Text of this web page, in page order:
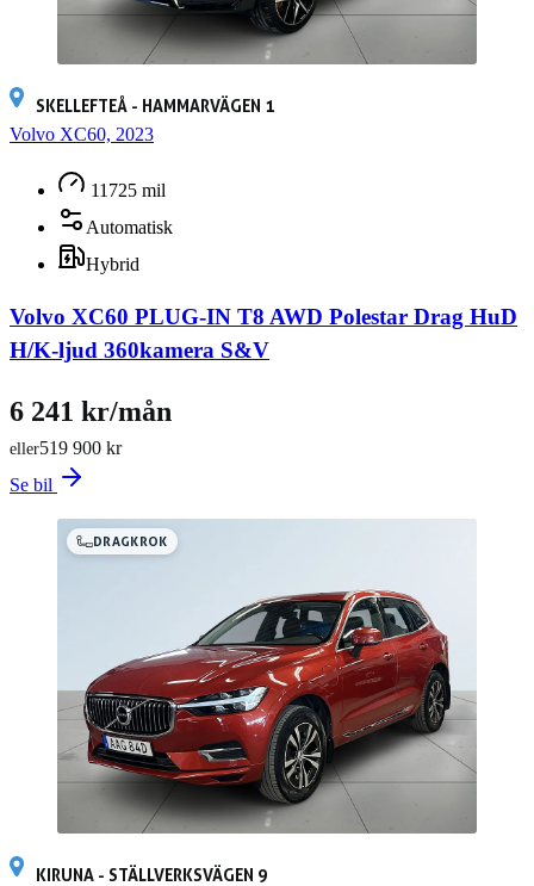
SKELLEFTEÅ - HAMMARVÄGEN 1
Volvo XC60, 2023
11725 mil
Automatisk
Hybrid
Volvo XC60 PLUG-IN T8 AWD Polestar Drag HuD
H/K-ljud 360kamera S&V
519 900 kr
eller
6 241 kr/mån
Se bil
DRAGKROK
KIRUNA - STÄLLVERKSVÄGEN 9